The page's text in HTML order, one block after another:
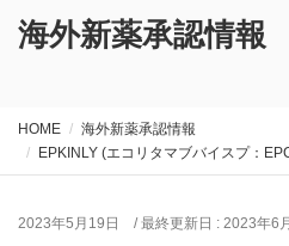
海外新薬承認情報
HOME
海外新薬承認情報
EPKINLY (エコリタマブバイスプ：
2023年5月19日 / 最終更新日 : 2023年6